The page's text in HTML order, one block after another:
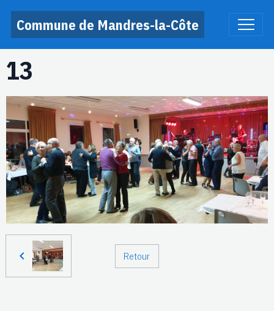
Commune de Mandres-la-Côte
13
Retour